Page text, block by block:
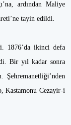
ardından Maliye
tayin edildi.
1876’da ikinci defa
Bir yıl kadar sonra
Şehremanetliği’nden
Kastamonu Cezayir-i